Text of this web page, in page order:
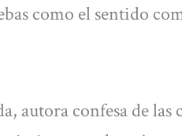
como el sentido
autora confesa de